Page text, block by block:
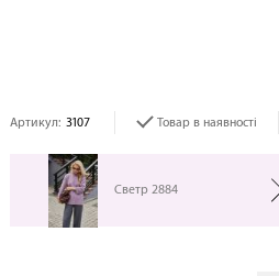
Артикул: 3107 Товар в наявності
Светр 2884